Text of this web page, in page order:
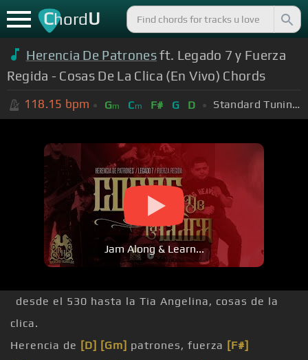
ChordU
Herencia De Patronesft. Legado 7 y Fuerza
Regida - Cosas De La Clica (En Vivo) Chords
118.15 bpm Gm Cm F# G D Standard Tuning (EADGBE)
Jam Along & Learn...
desde el 530 hasta la Tia Angelina, cosas de la
clica.
Herencia de [D] [Gm] patrones, fuerza [F#]